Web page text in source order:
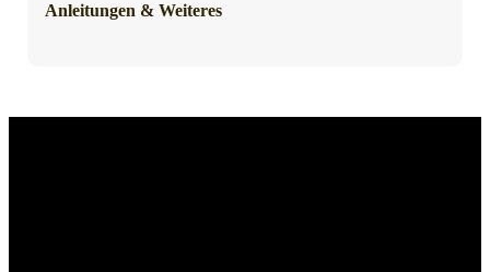
Anleitungen & Weiteres